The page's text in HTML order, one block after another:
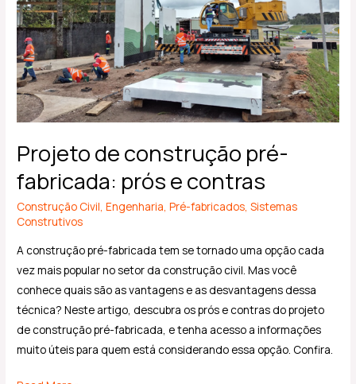
Projeto de construção pré-
fabricada: prós e contras
Construção Civil,Engenharia,Pré-fabricados,Sistemas
Construtivos
A construção pré-fabricada tem se tornado uma opção cada
vez mais popular no setor da construção civil. Mas você
conhece quais são as vantagens e as desvantagens dessa
técnica? Neste artigo, descubra os prós e contras do projeto
de construção pré-fabricada, e tenha acesso a informações
muito úteis para quem está considerando essa opção. Confira.
e
contras